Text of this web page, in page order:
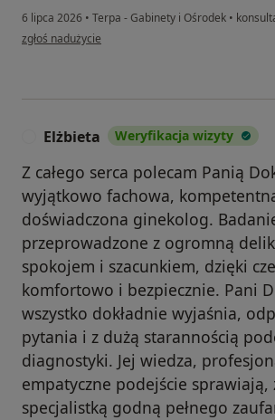
6 lipca 2026 • Terpa - Gabinety i Ośrodek •
w opinii użytkownika KN
zgłoś nadużycie
Elżbieta Weryfikacja wizyty
Z całego serca polecam Panią
wyjątkowo fachowa,
doświadczona ginekolog.
przeprowadzone z ogromną
spokojem i szacunkiem, dzięki
komfortowo i bezpiecznie. Pani
wszystko dokładnie wyjaśnia,
pytania i z dużą starannością
diagnostyki. Jej wiedza,
empatyczne podejście sprawiają,
specjalistką godną pełnego